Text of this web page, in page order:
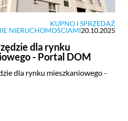
KUPNO I SPRZEDAŻ
NIERUCHOMOŚCIAMI20.10.2025
dla rynku
- Portal DOM
dla rynku mieszkaniowego -